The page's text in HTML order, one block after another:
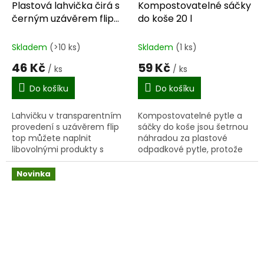
Plastová lahvička čirá s
černým uzávěrem flip
Skladem (>10 ks)
46 Kč / ks
Do košíku
Lahvičku v transparentním
provedení s uzávěrem flip
top můžete naplnit
libovolnými produkty s
tekutou konzistencí.
Kompostovatelné sáčky
do koše 20 l
Skladem (1 ks)
59 Kč / ks
Do košíku
Kompostovatelné pytle a
sáčky do koše jsou šetrnou
náhradou za plastové
odpadkové pytle, protože
jsou vyrobené z
Novinka